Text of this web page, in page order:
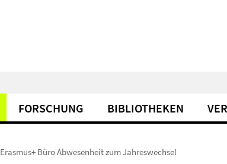
FORSCHUNG BIBLIOTHEKEN
Erasmus+ Büro Abwesenheit zum Jahreswechsel